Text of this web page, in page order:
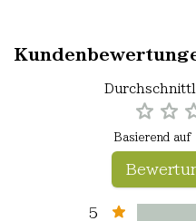
Basierend
5